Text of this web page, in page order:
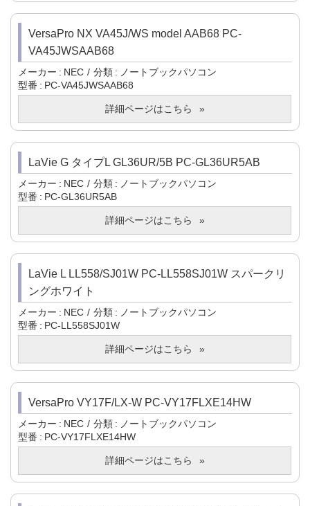
VersaPro NX VA45J/WS model AAB68 PC-
VA45JWSAAB68
メーカー NEC 分類
ノートブックパソコン
型番
PC-VA45JWSAAB68
詳細ページはこちら
LaVie G タイプL GL36UR/5B PC-GL36UR5AB
メーカー NEC 分類
ノートブックパソコン
型番
PC-GL36UR5AB
詳細ページはこちら
LaVie L LL558/SJ01W PC-LL558SJ01W スパークリ
ングホワイト
メーカー NEC 分類
ノートブックパソコン
型番
PC-LL558SJ01W
詳細ページはこちら
VersaPro VY17F/LX-W PC-VY17FLXE14HW
メーカー NEC 分類
ノートブックパソコン
型番
PC-VY17FLXE14HW
詳細ページはこちら